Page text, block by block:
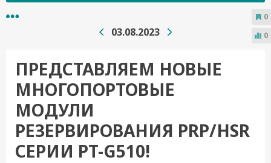
03.08.2023
ПРЕДСТАВЛЯЕМ НОВЫЕ
МНОГОПОРТОВЫЕ
МОДУЛИ
РЕЗЕРВИРОВАНИЯ PRP/HSR
СЕРИИ PT-G510!
0
0